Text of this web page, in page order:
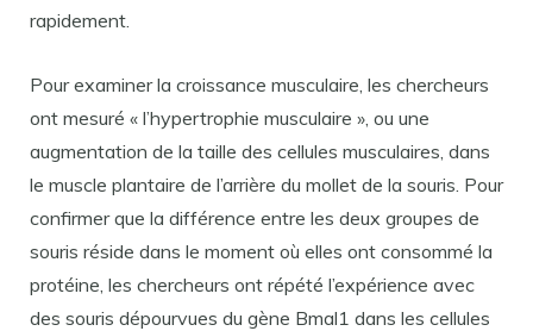
rapidement.
Pour examiner la croissance musculaire, les chercheurs
ont mesuré « l’hypertrophie musculaire », ou une
augmentation de la taille des cellules musculaires, dans
le muscle plantaire de l’arrière du mollet de la souris. Pour
confirmer que la différence entre les deux groupes de
souris réside dans le moment où elles ont consommé la
protéine, les chercheurs ont répété l’expérience avec
des souris dépourvues du gène Bmal1 dans les cellules